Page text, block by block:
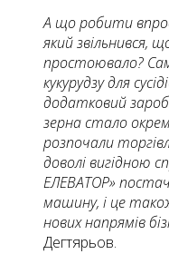
А що робити
який звільнився,
простоювало?
кукурудзу для
додатковий
зерна стало
розпочали
доволі вигідною
ЕЛЕВАТОР»
машину, і це
нових напрямів
Дегтярьов.